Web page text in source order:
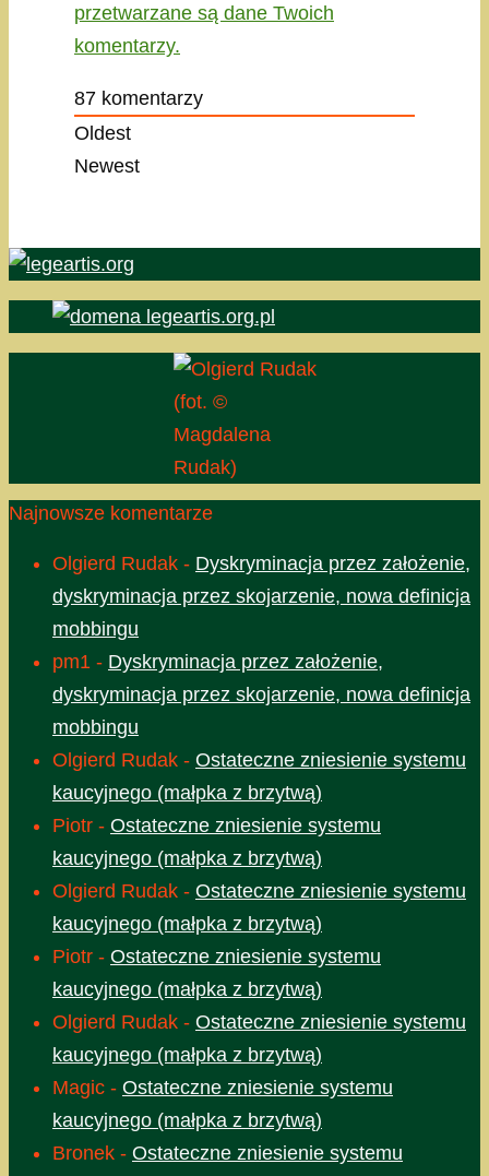
przetwarzane są dane Twoich
komentarzy.
87 komentarzy
Oldest
Newest
(fot. ©
Magdalena
Rudak)
Najnowsze komentarze
Olgierd Rudak - Dyskryminacja przez założenie,
dyskryminacja przez skojarzenie, nowa definicja
mobbingu
pm1 - Dyskryminacja przez założenie,
dyskryminacja przez skojarzenie, nowa definicja
mobbingu
Olgierd Rudak - Ostateczne zniesienie systemu
kaucyjnego (małpka z brzytwą)
Piotr - Ostateczne zniesienie systemu
kaucyjnego (małpka z brzytwą)
Olgierd Rudak - Ostateczne zniesienie systemu
kaucyjnego (małpka z brzytwą)
Piotr - Ostateczne zniesienie systemu
kaucyjnego (małpka z brzytwą)
Olgierd Rudak - Ostateczne zniesienie systemu
kaucyjnego (małpka z brzytwą)
Magic - Ostateczne zniesienie systemu
kaucyjnego (małpka z brzytwą)
Bronek - Ostateczne zniesienie systemu